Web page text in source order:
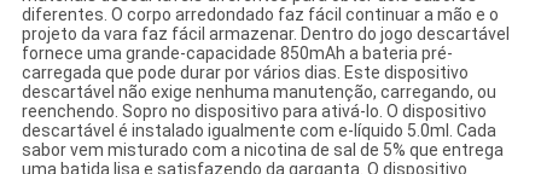
diferentes. O corpo arredondado faz fácil continuar a mão e o
projeto da vara faz fácil armazenar. Dentro do jogo descartável
fornece uma grande-capacidade 850mAh a bateria pré-
carregada que pode durar por vários dias. Este dispositivo
descartável não exige nenhuma manutenção, carregando, ou
reenchendo. Sopro no dispositivo para ativá-lo. O dispositivo
descartável é instalado igualmente com e-líquido 5.0ml. Cada
sabor vem misturado com a nicotina de sal de 5% que entrega
uma batida lisa e satisfazendo da garganta. O dispositivo